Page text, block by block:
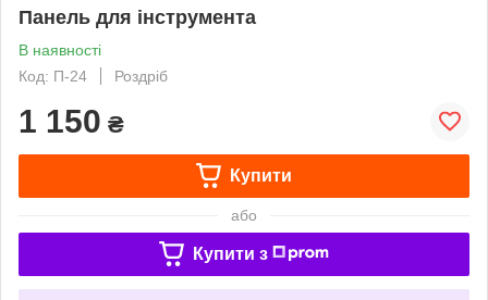
Панель для інструмента
В наявності
Код: П-24
Роздріб
1 150 ₴
Купити
або
Купити з